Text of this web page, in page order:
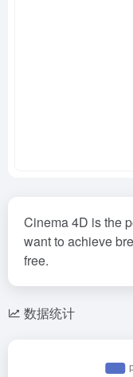
Cinema 4D is the
want to achieve
free.
数据统计